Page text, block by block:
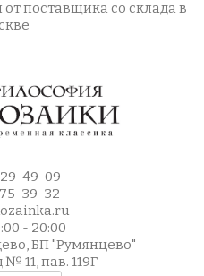
49-09
39-32
- 20:00
БП "Румянцево"
№ 11, пав. 119Г